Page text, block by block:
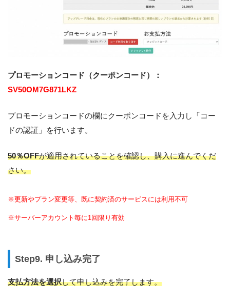
プロモーションコード（クーポンコード）：
SV50OM7G871LKZ
プロモーションコードの欄にクーポンコードを入力し「コー
ドの認証」を行います。
50％OFFが適用されていることを確認し、購入に進んでくだ
さい。
※更新やプラン変更等、既に契約済のサービスには利用不可
※サーバーアカウント毎に1回限り有効
Step9. 申し込み完了
支払方法を選択して申し込みを完了します。